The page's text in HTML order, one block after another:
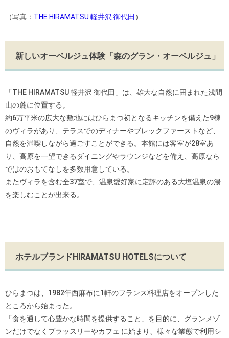
（写真： THE HIRAMATSU 軽井沢 御代田 ）
新しいオーベルジュ体験「森のグラン・オーベルジュ」
「THE HIRAMATSU 軽井沢 御代田」は、雄大な自然に囲まれた浅間
山の麓に位置する。
約6万平米の広大な敷地にはひらまつ初となるキッチンを備えた9棟
のヴィラがあり、テラスでのディナーやブレックファーストなど、
自然を満喫しながら過ごすことができる。本館には客室が28室あ
り、高原を一望できるダイニングやラウンジなどを備え、高原なら
ではのおもてなしを多数用意している。
またヴィラを含む全37室で、温泉愛好家に定評のある大塩温泉の湯
を楽しむことが出来る。
ホテルブランドHIRAMATSU HOTELSについて
ひらまつは、1982年西麻布に1軒のフランス料理店をオープンした
ところから始まった。
「食を通して心豊かな時間を提供すること」を目的に、グランメゾ
ンだけでなくブラッスリーやカフェ に始まり、様々な業態で利用シ